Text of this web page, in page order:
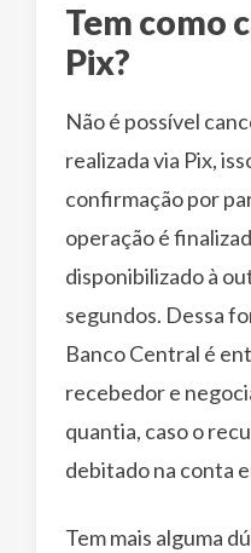
Tem como
Pix?
Não é possível
realizada via Pix,
confirmação por
operação é
disponibilizado à
segundos. Dessa
Banco Central é
recebedor e
quantia, caso o
debitado na conta
Tem mais alguma